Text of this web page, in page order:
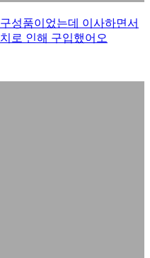
성품이었는데 이사하면서
로 인해 구입했어오